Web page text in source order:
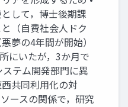
して，博士後期課
（自費社会人ドク
夢の4年間が開始）
にいたが，3か月で
テム開発部門に異
共同利用化の対
ースの関係で，研究